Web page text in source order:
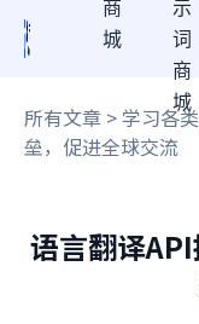
商
城
示
词
商
城
所有文章 >学习各
垒，促进全球交流
语言翻译